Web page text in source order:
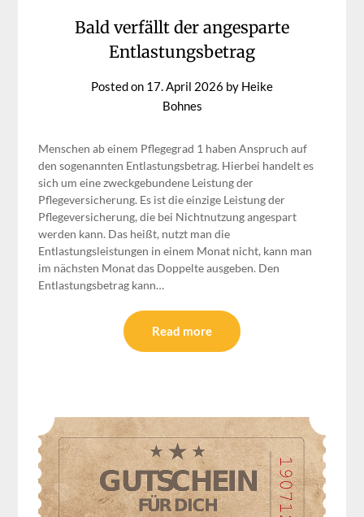
Bald verfällt der angesparte
Entlastungsbetrag
Posted on 17. April 2026 by Heike
Bohnes
Menschen ab einem Pflegegrad 1 haben Anspruch auf
den sogenannten Entlastungsbetrag. Hierbei handelt es
sich um eine zweckgebundene Leistung der
Pflegeversicherung. Es ist die einzige Leistung der
Pflegeversicherung, die bei Nichtnutzung angespart
werden kann. Das heißt, nutzt man die
Entlastungsleistungen in einem Monat nicht, kann man
im nächsten Monat das Doppelte ausgeben. Den
Entlastungsbetrag kann…
Read more